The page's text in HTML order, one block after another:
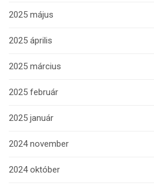
2025 május
2025 április
2025 március
2025 február
2025 január
2024 november
2024 október